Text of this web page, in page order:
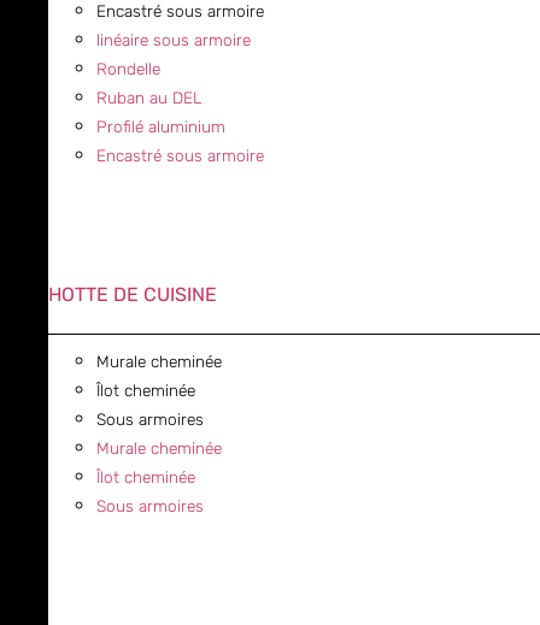
Encastré sous armoire
linéaire sous armoire
Rondelle
Ruban au DEL
Profilé aluminium
Encastré sous armoire
HOTTE DE CUISINE
Murale cheminée
Îlot cheminée
Sous armoires
Murale cheminée
Îlot cheminée
Sous armoires